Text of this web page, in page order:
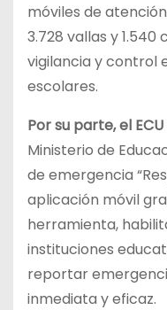
móviles de
3.728 vallas y
vigilancia y control
escolares.
Por su parte, el ECU
Ministerio de
de emergencia
aplicación móvil
herramienta,
instituciones
reportar
inmediata y eficaz.